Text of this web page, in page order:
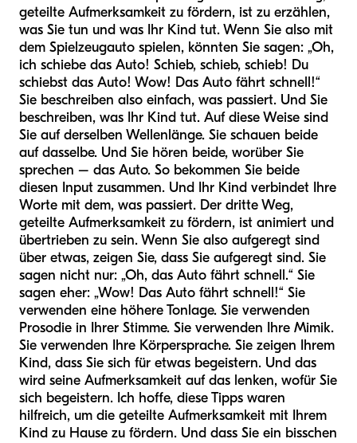
geteilte Aufmerksamkeit zu fördern, ist zu erzählen,
was Sie tun und was Ihr Kind tut. Wenn Sie also mit
dem Spielzeugauto spielen, könnten Sie sagen: „Oh,
ich schiebe das Auto! Schieb, schieb, schieb! Du
schiebst das Auto! Wow! Das Auto fährt schnell!“
Sie beschreiben also einfach, was passiert. Und Sie
beschreiben, was Ihr Kind tut. Auf diese Weise sind
Sie auf derselben Wellenlänge. Sie schauen beide
auf dasselbe. Und Sie hören beide, worüber Sie
sprechen – das Auto. So bekommen Sie beide
diesen Input zusammen. Und Ihr Kind verbindet Ihre
Worte mit dem, was passiert. Der dritte Weg,
geteilte Aufmerksamkeit zu fördern, ist animiert und
übertrieben zu sein. Wenn Sie also aufgeregt sind
über etwas, zeigen Sie, dass Sie aufgeregt sind. Sie
sagen nicht nur: „Oh, das Auto fährt schnell.“ Sie
sagen eher: „Wow! Das Auto fährt schnell!“ Sie
verwenden eine höhere Tonlage. Sie verwenden
Prosodie in Ihrer Stimme. Sie verwenden Ihre Mimik.
Sie verwenden Ihre Körpersprache. Sie zeigen Ihrem
Kind, dass Sie sich für etwas begeistern. Und das
wird seine Aufmerksamkeit auf das lenken, wofür Sie
sich begeistern. Ich hoffe, diese Tipps waren
hilfreich, um die geteilte Aufmerksamkeit mit Ihrem
Kind zu Hause zu fördern. Und dass Sie ein bisschen